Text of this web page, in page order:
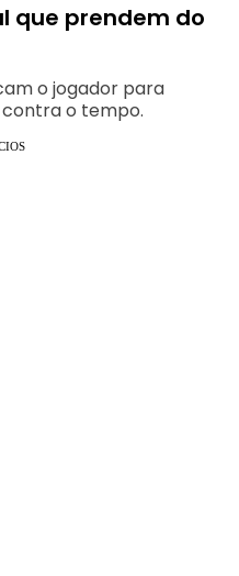
que prendem do
o jogador para
o tempo.